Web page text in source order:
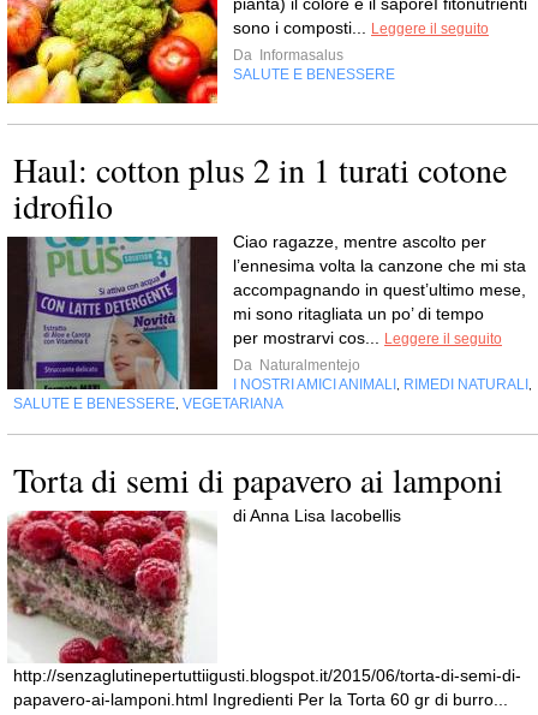
sono i composti...
Leggere il seguito
Da
Informasalus
SALUTE E BENESSERE
Haul: cotton plus 2 in 1 turati cotone
idrofilo
Ciao ragazze, mentre ascolto per
l’ennesima volta la canzone che mi sta
accompagnando in quest’ultimo mese,
mi sono ritagliata un po’ di tempo
per mostrarvi cos...
Leggere il seguito
Da Naturalmentejo
I NOSTRI AMICI ANIMALI
RIMEDI NATURALI
SALUTE E BENESSERE VEGETARIANA
Torta di semi di papavero ai lamponi
di Anna Lisa Iacobellis
http://senzaglutinepertuttiigusti.blogspot.it/2015/06/torta-di-semi-di-
papavero-ai-lamponi.html Ingredienti Per la Torta 60 gr di burro...